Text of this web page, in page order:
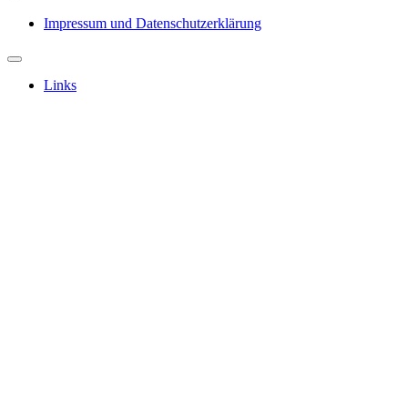
Impressum und Datenschutzerklärung
Links